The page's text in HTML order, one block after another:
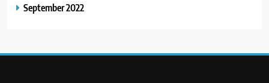
September 2022